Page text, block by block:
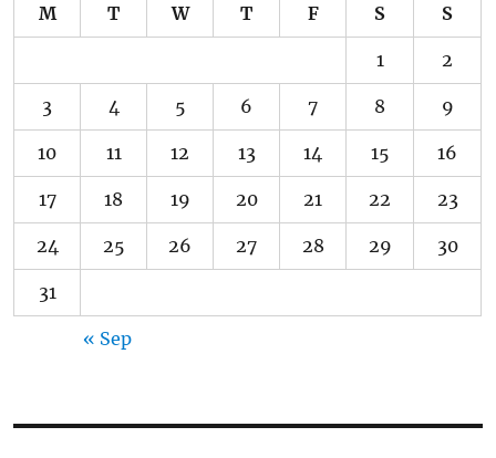
M T W T F S S
1 2
3 4 5 6 7 8 9
10 11 12 13 14 15 16
17 18 19 20 21 22 23
24 25 26 27 28 29 30
31
« Sep